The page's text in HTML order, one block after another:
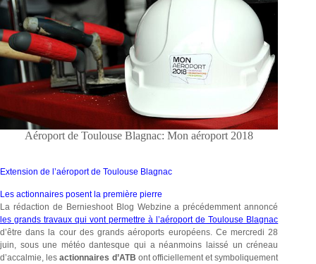
Aéroport de Toulouse Blagnac: Mon aéroport 2018
Extension de l’aéroport de Toulouse Blagnac
Les actionnaires posent la première pierre
La rédaction de Bernieshoot Blog Webzine a précédemment annoncé
les grands travaux qui vont permettre à l’aéroport de Toulouse Blagnac
d’être dans la cour des grands aéroports européens. Ce mercredi 28
juin, sous une météo dantesque qui a néanmoins laissé un créneau
d’accalmie, lesactionnaires d’ATB ont officiellement et symboliquement